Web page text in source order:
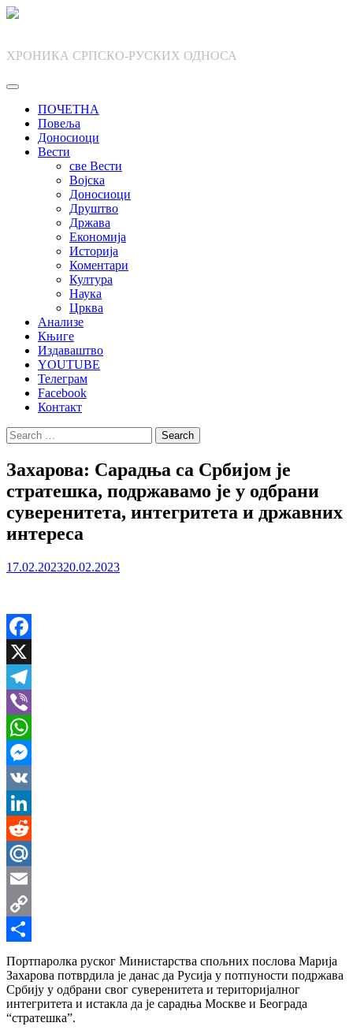
Skip
ХРОНИКА СРПСКО-РУСКИХ ОДНОСА
ПОЧЕТНА
Повеља
Доносиоци
Вести
све Вести
Војска
Доносиоци
Друштво
Држава
Економија
Историја
Коментари
Култура
Наука
Црква
Анализе
Књиге
Издаваштво
YOUTUBE
Телеграм
Facebook
Контакт
Search
for:
Захарова: Сарадња са Србијом је
стратешка, подржавамо је у одбрани
суверенитета, интегритета и државних
интереса
17.02.202320.02.2023
Facebook
X
Telegram
Viber
WhatsApp
Messenger
VK
LinkedIn
Reddit
Mail.Ru
Email
Copy
Link
Share
Портпаролка руског Министарства спољних послова Марија
Захарова потврдила је данас да Русија у потпуности подржава
Србију у одбрани свог суверенитета и територијалног
интегритета и истакла да је сарадња Москве и Београда
“стратешка”.